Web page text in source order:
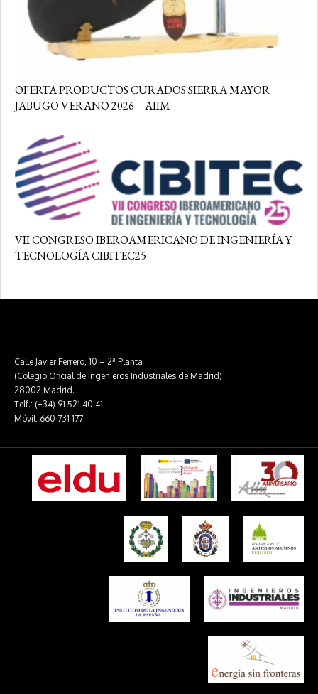
OFERTA PRODUCTOS CURADOS SIERRA MAYOR
JABUGO VERANO 2026 – AIIM
VII CONGRESO IBEROAMERICANO DE INGENIERÍA Y
TECNOLOGÍA CIBITEC25
Calle Javier Ferrero, 10 – 2ª Planta
(Colegio Oficial de Ingenieros Industriales de Madrid)
28002 Madrid.
Telf.: (+34) 91 521 40 41
Móvil: 660 731 177